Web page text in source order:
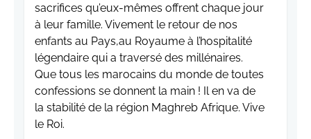
sacrifices qu’eux-mêmes offrent chaque jour
à leur famille. Vivement le retour de nos
enfants au Pays,au Royaume à l’hospitalité
légendaire qui a traversé des millénaires.
Que tous les marocains du monde de toutes
confessions se donnent la main ! Il en va de
la stabilité de la région Maghreb Afrique. Vive
le Roi.